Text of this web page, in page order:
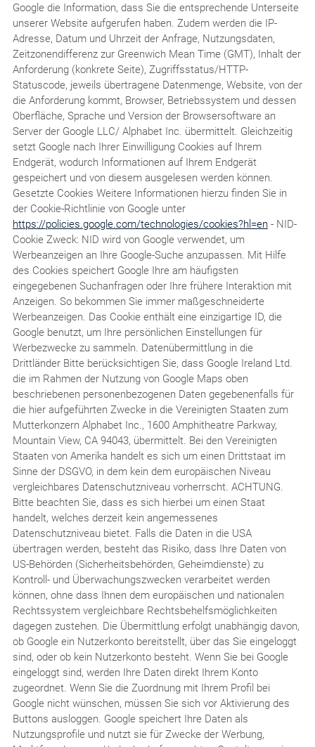
Google die Information, dass Sie die entsprechende Unterseite
unserer Website aufgerufen haben. Zudem werden die IP-
Adresse, Datum und Uhrzeit der Anfrage, Nutzungsdaten,
Zeitzonendifferenz zur Greenwich Mean Time (GMT), Inhalt der
Anforderung (konkrete Seite), Zugriffsstatus/HTTP-
Statuscode, jeweils übertragene Datenmenge, Website, von der
die Anforderung kommt, Browser, Betriebssystem und dessen
Oberfläche, Sprache und Version der Browsersoftware an
Server der Google LLC/ Alphabet Inc. übermittelt. Gleichzeitig
setzt Google nach Ihrer Einwilligung Cookies auf Ihrem
Endgerät, wodurch Informationen auf Ihrem Endgerät
gespeichert und von diesem ausgelesen werden können.
Gesetzte Cookies Weitere Informationen hierzu finden Sie in
der Cookie-Richtlinie von Google unter
https://policies.google.com/technologies/cookies?hl=en- NID-
Cookie Zweck: NID wird von Google verwendet, um
Werbeanzeigen an Ihre Google-Suche anzupassen. Mit Hilfe
des Cookies speichert Google Ihre am häufigsten
eingegebenen Suchanfragen oder Ihre frühere Interaktion mit
Anzeigen. So bekommen Sie immer maßgeschneiderte
Werbeanzeigen. Das Cookie enthält eine einzigartige ID, die
Google benutzt, um Ihre persönlichen Einstellungen für
Werbezwecke zu sammeln. Datenübermittlung in die
Drittländer Bitte berücksichtigen Sie, dass Google Ireland Ltd.
die im Rahmen der Nutzung von Google Maps oben
beschriebenen personenbezogenen Daten gegebenenfalls für
die hier aufgeführten Zwecke in die Vereinigten Staaten zum
Mutterkonzern Alphabet Inc., 1600 Amphitheatre Parkway,
Mountain View, CA 94043, übermittelt. Bei den Vereinigten
Staaten von Amerika handelt es sich um einen Drittstaat im
Sinne der DSGVO, in dem kein dem europäischen Niveau
vergleichbares Datenschutzniveau vorherrscht. ACHTUNG.
Bitte beachten Sie, dass es sich hierbei um einen Staat
handelt, welches derzeit kein angemessenes
Datenschutzniveau bietet. Falls die Daten in die USA
übertragen werden, besteht das Risiko, dass Ihre Daten von
US-Behörden (Sicherheitsbehörden, Geheimdienste) zu
Kontroll- und Überwachungszwecken verarbeitet werden
können, ohne dass Ihnen dem europäischen und nationalen
Rechtssystem vergleichbare Rechtsbehelfsmöglichkeiten
dagegen zustehen. Die Übermittlung erfolgt unabhängig davon,
ob Google ein Nutzerkonto bereitstellt, über das Sie eingeloggt
sind, oder ob kein Nutzerkonto besteht. Wenn Sie bei Google
eingeloggt sind, werden Ihre Daten direkt Ihrem Konto
zugeordnet. Wenn Sie die Zuordnung mit Ihrem Profil bei
Google nicht wünschen, müssen Sie sich vor Aktivierung des
Buttons ausloggen. Google speichert Ihre Daten als
Nutzungsprofile und nutzt sie für Zwecke der Werbung,